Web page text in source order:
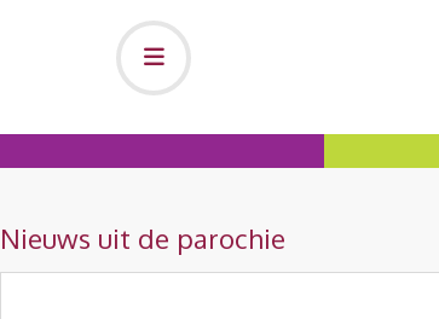
Nieuws uit de parochie